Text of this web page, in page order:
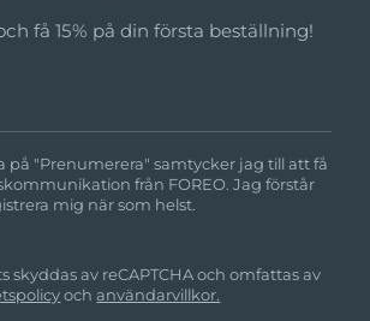
få 15% på din första beställning!
på "Prenumerera" samtycker jag till att få
från FOREO. Jag förstår
mig när som helst.
skyddas av reCAPTCHA och omfattas av
ochanvändarvillkor.